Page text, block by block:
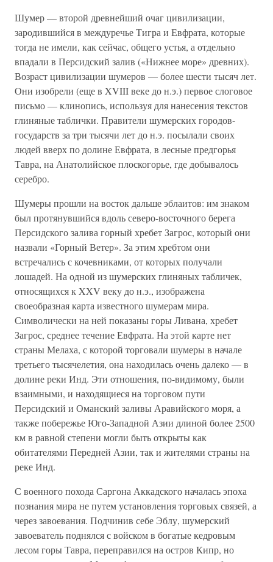
Шумер — второй древнейший очаг цивилизации,
зародившийся в междуречье Тигра и Евфрата, которые
тогда не имели, как сейчас, общего устья, а отдельно
впадали в Персидский залив («Нижнее море» древних).
Возраст цивилизации шумеров — более шести тысяч лет.
Они изобрели (еще в XVIII веке до н.э.) первое слоговое
письмо — клинопись, используя для нанесения текстов
глиняные таблички. Правители шумерских городов-
государств за три тысячи лет до н.э. посылали своих
людей вверх по долине Евфрата, в лесные предгорья
Тавра, на Анатолийское плоскогорье, где добывалось
серебро.
Шумеры прошли на восток дальше эблаитов: им знаком
был протянувшийся вдоль северо-восточного берега
Персидского залива горный хребет Загрос, который они
назвали «Горный Ветер». За этим хребтом они
встречались с кочевниками, от которых получали
лошадей. На одной из шумерских глиняных табличек,
относящихся к XXV веку до н.э., изображена
своеобразная карта известного шумерам мира.
Символически на ней показаны горы Ливана, хребет
Загрос, среднее течение Евфрата. На этой карте нет
страны Мелаха, с которой торговали шумеры в начале
третьего тысячелетия, она находилась очень далеко — в
долине реки Инд. Эти отношения, по-видимому, были
взаимными, и находящиеся на торговом пути
Персидский и Оманский заливы Аравийского моря, а
также побережье Юго-Западной Азии длиной более 2500
км в равной степени могли быть открыты как
обитателями Передней Азии, так и жителями страны на
реке Инд.
С военного похода Саргона Аккадского началась эпоха
познания мира не путем установления торговых связей, а
через завоевания. Подчинив себе Эблу, шумерский
завоеватель поднялся с войском в богатые кедровым
лесом горы Тавра, переправился на остров Кипр, но